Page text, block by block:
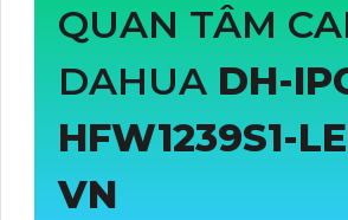
QUAN TÂM
DAHUA DH-
HFW1239S1-
VN